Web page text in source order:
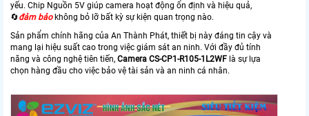
yếu. Chip Nguồn 5V giúp camera hoạt động ổn định và hiệu quả,
🔄đảm bảokhông bỏ lỡ bất kỳ sự kiện quan trọng nào.
Sản phẩm chính hãng của An Thành Phát, thiết bị này đáng tin cậy và
mang lại hiệu suất cao trong việc giám sát an ninh. Với đầy đủ tính
năng và công nghệ tiên tiến, Camera CS-CP1-R105-1L2WF là sự lựa
chọn hàng đầu cho việc bảo vệ tài sản và an ninh cá nhân.